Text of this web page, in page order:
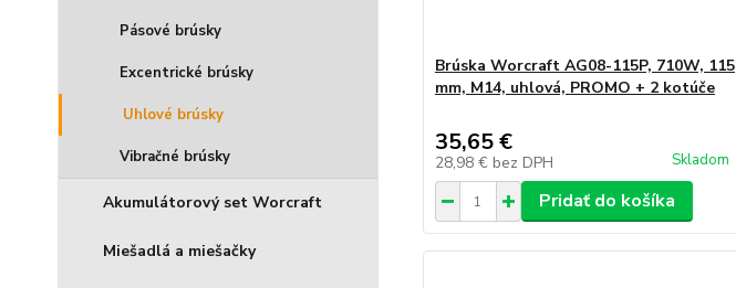
Pásové brúsky
Excentrické brúsky
Uhlové brúsky
Vibračné brúsky
Akumulátorový set Worcraft
Miešadlá a miešačky
Brúska Worcraft AG08-115P, 710W, 115
mm, M14, uhlová, PROMO + 2 kotúče
35,65 €
28,98 € bez DPH Skladom
Pridať do košíka